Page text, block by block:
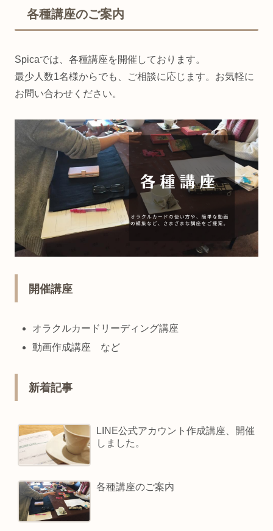
各種講座のご案内
Spicaでは、各種講座を開催しております。
最少人数1名様からでも、ご相談に応じます。お気軽に
お問い合わせください。
開催講座
オラクルカードリーディング講座
動画作成講座 など
新着記事
LINE公式アカウント作成講座、開催
しました。
各種講座のご案内